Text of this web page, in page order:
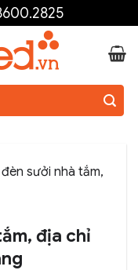
sưởi nhà tắm,
địa chỉ